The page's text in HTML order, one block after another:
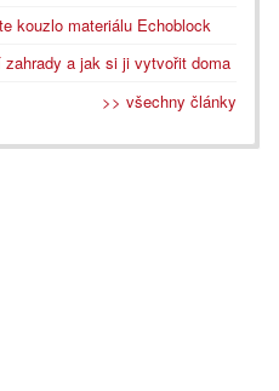
kouzlo materiálu Echoblock
a jak si ji vytvořit doma
>> všechny články